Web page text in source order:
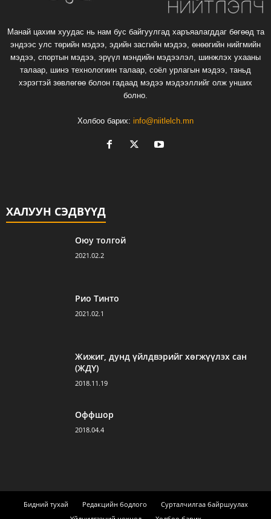
Манай цахим хуудас нь нам бус байгуулгад харъяалагддаг бөгөөд та
эндээс улс төрийн мэдээ, эдийн засгийн мэдээ, өнөөгийн нийгмийн
мэдээ, спортын мэдээ, эрүүл мэндийн мэдээлэл, шинжлэх ухааны
талаар, шинэ технологиин талаар, соёл урлагын мэдээ, таньд
хэрэгтэй зөвлөгөө болон гадаад мэдээ мэдээллийг олж унших
болно.
Холбоо барих: info@niitlelch.mn
ХАЛУУН СЭДВҮҮД
Оюу толгой
2021.02.2
Рио Тинто
2021.02.1
Жижиг, дунд үйлдвэрийг хөгжүүлэх сан
(ЖДҮ)
2018.11.19
Оффшор
2018.04.4
Бидний тухай Редакцийн бодлого
Сурталчилгаа байршуулах